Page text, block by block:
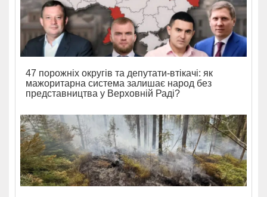
47 порожніх округів та депутати-втікачі: як
мажоритарна система залишає народ без
представництва у Верховній Раді?